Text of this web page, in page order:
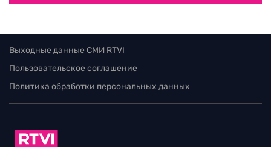
Выходные данные СМИ RTVI
Пользовательское соглашение
Политика обработки персональных данных